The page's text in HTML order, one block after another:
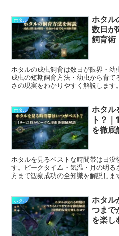
ホタル
ホタル
数日が
飼育術
ホタルの成虫飼育は数日が限界・幼
成虫の短期飼育方法・幼虫から育
さの現実をわかりやすく解説します。
ホタル
ホタル
ト？
を徹底
ホタルを見るベストな時間帯は日
す。ピークタイム・気温・月の明
方まで観察成功の全知識を解説しま
ホタル
ホタル
つまで
を楽し